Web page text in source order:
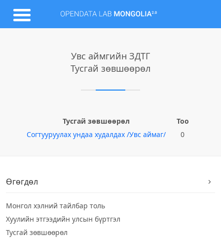
Увс аймгийн ЗДТГ
Тусгай зөвшөөрөл
Тусгай зөвшөөрөл
Тоо
Согтууруулах ундаа худалдах /Увс аймаг/
0
Өгөгдөл
Монгол хэлний тайлбар толь
Хуулийн этгээдийн улсын бүртгэл
Тусгай зөвшөөрөл